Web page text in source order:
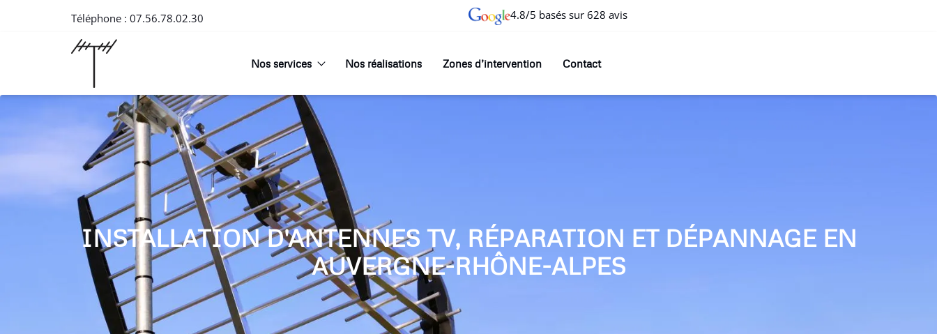
Téléphone : 07.56.78.02.30 4.8/5 basés sur 628 avis
Nos services Nos réalisations Zones d’intervention Contact
INSTALLATION D'ANTENNES TV, RÉPARATION ET DÉPANNAGE EN
AUVERGNE-RHÔNE-ALPES